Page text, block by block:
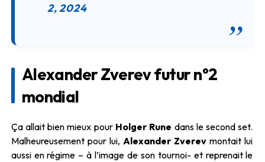
2, 2024
Alexander Zverev futur n°2
mondial
Ça allait bien mieux pour Holger Rune dans le second set.
Malheureusement pour lui,Alexander Zverev montait lui
aussi en régime – à l’image de son tournoi- et reprenait le